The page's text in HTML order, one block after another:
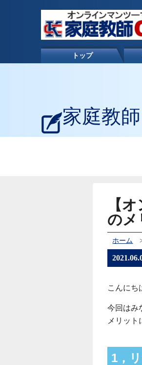
トップ
家庭教
【
のメ
ホーム
こんにち
今回はみ
メリット
1，